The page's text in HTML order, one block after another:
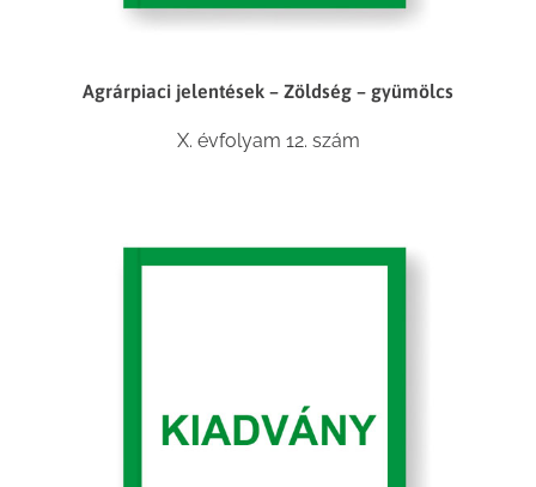
Agrárpiaci jelentések – Zöldség – gyümölcs
X. évfolyam 12. szám